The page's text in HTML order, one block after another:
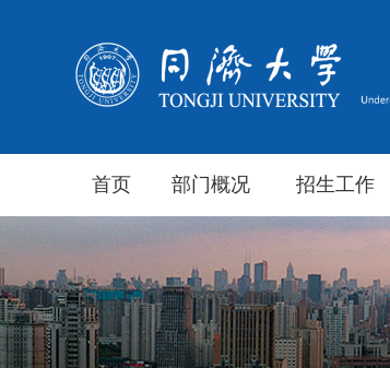
首页 部门概况 招生工作